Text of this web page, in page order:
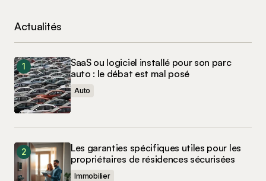
Actualités
SaaS ou logiciel installé pour son parc
auto : le débat est mal posé
Auto
Les garanties spécifiques utiles pour les
propriétaires de résidences sécurisées
Immobilier